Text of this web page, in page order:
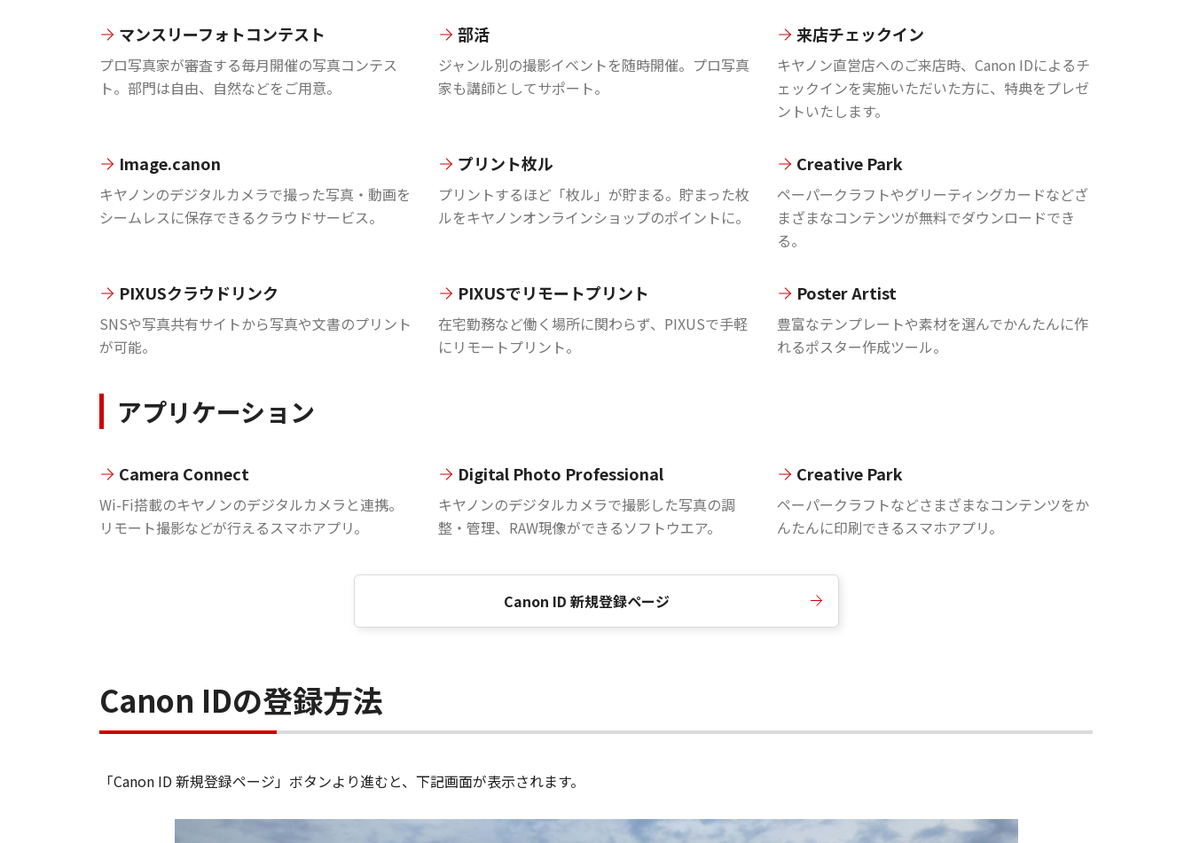
マンスリーフォトコンテスト
プロ写真家が審査する毎月開催の写真コンテス
ト。部門は自由、自然などをご用意。
部活
ジャンル別の撮影イベントを随時開催。プロ写真
家も講師としてサポート。
来店チェックイン
キヤノン直営店へのご来店時、Canon IDによるチ
ェックインを実施いただいた方に、特典をプレゼ
ントいたします。
Image.canon
キヤノンのデジタルカメラで撮った写真・動画を
シームレスに保存できるクラウドサービス。
プリント枚ル
プリントするほど「枚ル」が貯まる。貯まった枚
ルをキヤノンオンラインショップのポイントに。
Creative Park
ペーパークラフトやグリーティングカードなどざ
まざまなコンテンツが無料でダウンロードでき
る。
PIXUSクラウドリンク
SNSや写真共有サイトから写真や文書のプリント
が可能。
PIXUSでリモートプリント
在宅勤務など働く場所に関わらず、PIXUSで手軽
にリモートプリント。
Poster Artist
豊富なテンプレートや素材を選んでかんたんに作
れるポスター作成ツール。
アプリケーション
Camera Connect
Wi-Fi搭載のキヤノンのデジタルカメラと連携。
リモート撮影などが行えるスマホアプリ。
Digital Photo Professional
キヤノンのデジタルカメラで撮影した写真の調
整・管理、RAW現像ができるソフトウエア。
Creative Park
ペーパークラフトなどさまざまなコンテンツをか
んたんに印刷できるスマホアプリ。
Canon ID 新規登録ページ
Canon IDの登録方法
「Canon ID 新規登録ページ」ボタンより進むと、下記画面が表示されます。